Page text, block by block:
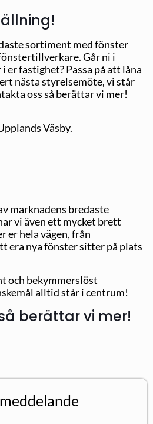
sortiment med fönster
Går ni i
fastighet? Passa på att låna
nästa styrelsemöte, vi står
oss så berättar vi mer!
Väsby.
marknadens bredaste
vi även ett mycket brett
er hela vägen, från
era nya fönster sitter på plats
och bekymmerslöst
alltid står i centrum!
berättar vi mer!